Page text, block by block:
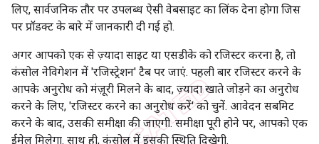
लिए, सार्वजनिक तौर पर उपलब्ध ऐसी वेबसाइट का लिंक देना होगा जिस
पर प्रॉडक्ट के बारे में जानकारी दी गई हो.
अगर आपको एक से ज़्यादा साइट या एसडीके को रजिस्टर करना है, तो
कंसोल नेविगेशन में 'रजिस्ट्रेशन' टैब पर जाएं. पहली बार रजिस्टर करने के
आपके अनुरोध को मंज़ूरी मिलने के बाद, ज़्यादा खाते जोड़ने का अनुरोध
करने के लिए, 'रजिस्टर करने का अनुरोध करें' को चुनें. आवेदन सबमिट
करने के बाद, उसकी समीक्षा की जाएगी. समीक्षा पूरी होने पर, आपको एक
ईमेल मिलेगा. साथ ही, कंसोल में इसकी स्थिति दिखेगी.